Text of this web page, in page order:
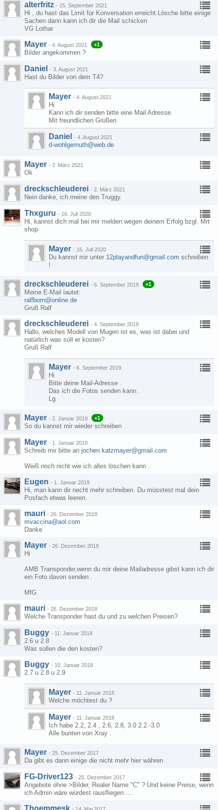
alterfritz - 15. September 2021
Hi , du hast das Limit für Konversation erreicht.Lösche bitte einige
Sachen dann kann ich dir die Mail schicken
VG Lothar
Mayer - 4. August 2021 +1
Bilder angekommen ?
Daniel - 3. August 2021
Hast du Bilder von dem T4?
Mayer - 4. August 2021
Hi
Kann ich dir senden bitte eine Mail Adresse.
Mit freundlichen Grüßen
Daniel - 4. August 2021
d-wohlgemuth@web.de
Mayer - 2. März 2021
Ok
dreckschleuderei - 2. März 2021
Nein danke, ich meine den Truggy.
Thxguru - 16. Juli 2020
Hi, kannst dich mal bei mir melden wegen deinem Erfolg bzgl. Mrt
shop
Mayer - 16. Juli 2020
Du kannst mir unter 12playandfun@gmail.com schreiben
!
dreckschleuderei - 6. September 2019 +1
Meine E-Mail lautet:
ralfborn@online.de
Gruß Ralf
dreckschleuderei - 4. September 2019
Hallo, welches Modell von Mugen ist es, was ist dabei und
natürlich was soll er kosten?
Gruß Ralf
Mayer - 6. September 2019
Hi
Bitte deine Mail-Adresse .
Das ich die Fotos senden kann .
Lg
Mayer - 2. Januar 2019 +1
So du kannst mir wieder schreiben .
Mayer - 1. Januar 2019
Schreib mir bitte an jochen.katzmayer@gmail.com
Weiß noch nicht wie ich alles löschen kann .
Eugen - 1. Januar 2019
Hi, man kann dir necht mehr schreiben. Du müsstest mal dein
Posfach etwas leeren.
mauri - 26. Dezember 2018
mvaccina@aol.com
Danke
Mayer - 26. Dezember 2018
Hi
AMB Transponder,wenn du mir deine Mailadresse gibst kann ich dir
ein Foto davon senden .
MfG
mauri - 26. Dezember 2018
Welche Transponder hast du und zu welchen Preisen?
Buggy - 11. Januar 2018
2.6 u 2.8
Was sollen die den kosten?
Buggy - 10. Januar 2018
2.7 u 2.8 u 2.9
Mayer - 11. Januar 2018
Welche möchtest du ?
Mayer - 11. Januar 2018
Ich habe 2.2, 2.4 , 2.6, 2.8, 3.0 2.2 -3.0
Alle bunten von Xray .
Mayer - 25. Dezember 2017
Da gibt es dann einige die nicht mehr hier währen .
FG-Driver123 - 25. Dezember 2017
Angebote ohne >Bilder, Realer Name "C" ? Und keine Preise, wenn
ich Admin wäre würdest rausfliegen.....
Thoemmesk